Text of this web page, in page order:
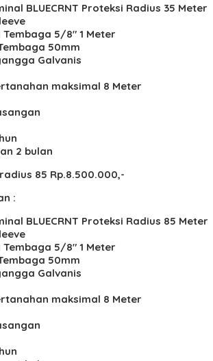
BLUECRNT Proteksi Radius 35 Meter
5/8″ 1 Meter
50mm
Galvanis
maksimal 8 Meter
2 bulan
85 Rp.8.500.000,-
:
BLUECRNT Proteksi Radius 85 Meter
5/8″ 1 Meter
50mm
Galvanis
maksimal 8 Meter